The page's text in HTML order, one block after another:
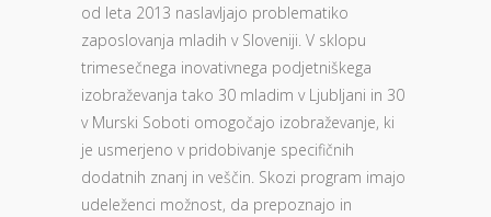
od leta 2013 naslavljajo problematiko
zaposlovanja mladih v Sloveniji. V sklopu
trimesečnega inovativnega podjetniškega
izobraževanja tako 30 mladim v Ljubljani in 30
v Murski Soboti omogočajo izobraževanje, ki
je usmerjeno v pridobivanje specifičnih
dodatnih znanj in veščin. Skozi program imajo
udeleženci možnost, da prepoznajo in